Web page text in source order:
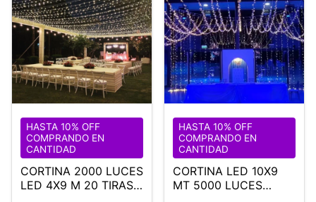
CORTINA 2000 LUCES
LED 4X9 M 20 TIRAS
HASTA 10% OFF
COMPRANDO EN
CANTIDAD
CORTINA LED 10X9
MT 5000 LUCES
HASTA 10% OFF
COMPRANDO EN
CANTIDAD